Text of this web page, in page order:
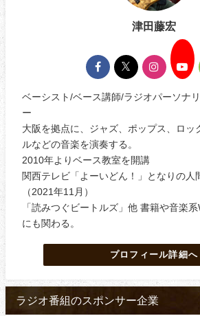
津田藤宏
ベーシスト/ベース講師/ラジオパーソナ
ー
大阪を拠点に、ジャズ、ポップス、ロッ
ルなどの音楽を演奏する。
2010年よりベース教室を開講
関西テレビ「よーいどん！」となりの人
（2021年11月）
「読みつぐビートルズ」他 書籍や音楽
にも関わる。
プロフィール詳細へ
ラジオ番組のスポンサー企業